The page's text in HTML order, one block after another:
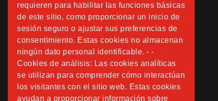
requieren para habilitar las funciones básicas
de este sitio, como proporcionar un inicio de
sesión seguro o ajustar sus preferencias de
consentimiento. Estas cookies no almacenan
ningún dato personal identificable. - -
Cookies de análisis: Las cookies analíticas
se utilizan para comprender cómo interactúan
los visitantes con el sitio web. Estas cookies
ayudan a proporcionar información sobre